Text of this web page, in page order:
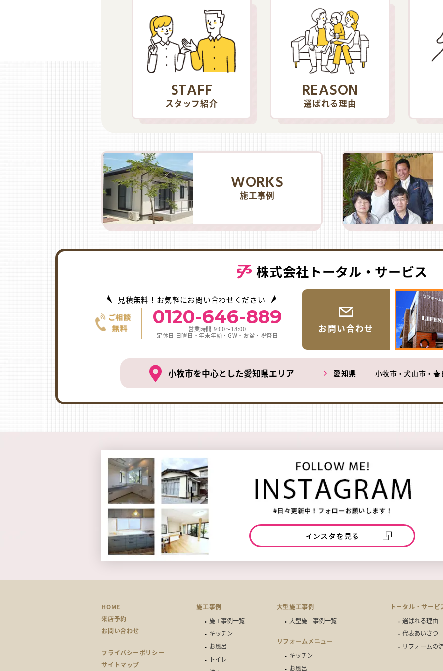
STAFF
スタッフ紹介
REASON
選ばれる理由
WORKS
施工事例
株式会社トータル・サービス
見積無料！お気軽にお問い合わせください
0120-646-889
営業時間 9:00〜18:00
定休日 日曜日・年末年始・GW・お盆・祝祭日
お問い合わせ
小牧市を中心とした愛知県エリア 愛知県 小牧市・犬山市・
インスタを見る
HOME
来店予約
お問い合わせ
プライバシーポリシー
サイトマップ
施工事例
施工事例一覧
キッチン
お風呂
トイレ
大型施工事例
大型施工事例一覧
リフォームメニュー
キッチン
お風呂
トータル・サービ
選ばれる理由
代表あいさつ
リフォームの